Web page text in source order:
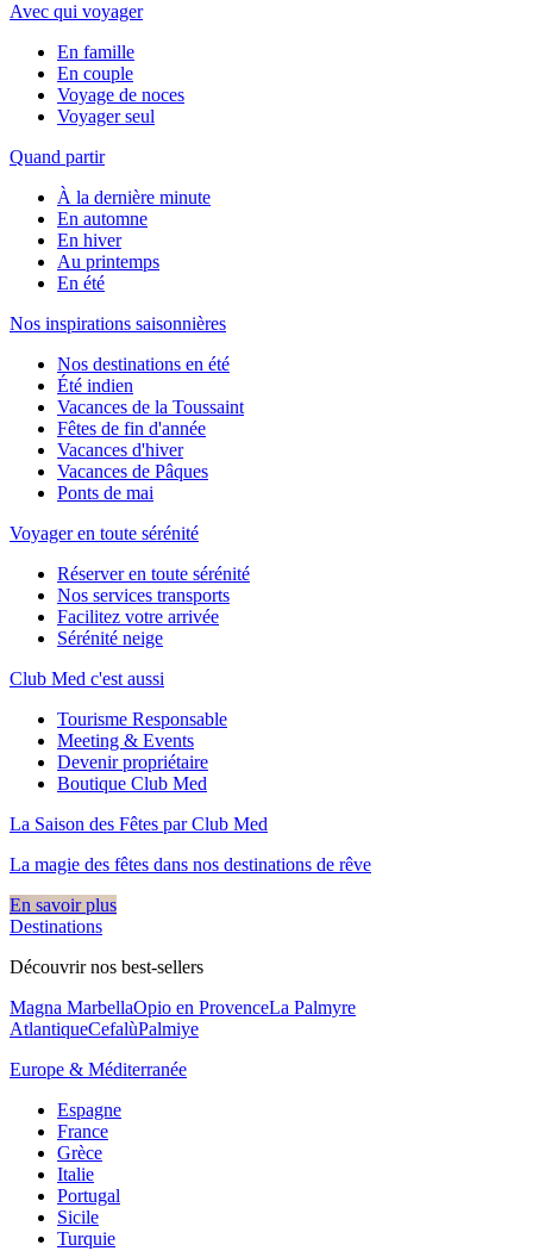
Avec qui voyager
En famille
En couple
Voyage de noces
Voyager seul
Quand partir
À la dernière minute
En automne
En hiver
Au printemps
En été
Nos inspirations saisonnières
Nos destinations en été
Été indien
Vacances de la Toussaint
Fêtes de fin d'année
Vacances d'hiver
Vacances de Pâques
Ponts de mai
Voyager en toute sérénité
Réserver en toute sérénité
Nos services transports
Facilitez votre arrivée
Sérénité neige
Club Med c'est aussi
Tourisme Responsable
Meeting & Events
Devenir propriétaire
Boutique Club Med
La Saison des Fêtes par Club Med
La magie des fêtes dans nos destinations de rêve​
En savoir plus
Destinations
Découvrir nos best-sellers
Magna MarbellaOpio en ProvenceLa Palmyre
AtlantiqueCefalùPalmiye
Europe & Méditerranée
Espagne
France
Grèce
Italie
Portugal
Sicile
Turquie